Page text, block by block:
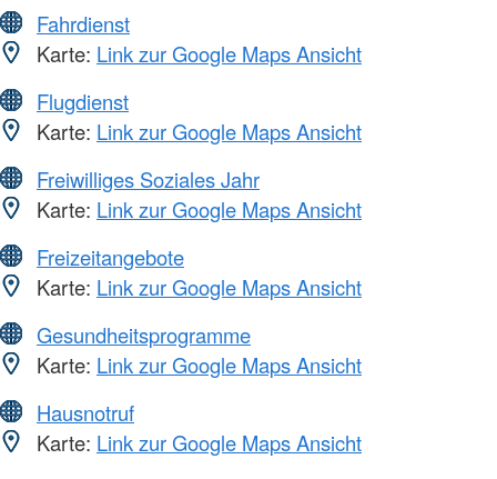
Fahrdienst
Karte: Link zur Google Maps Ansicht
Flugdienst
Karte: Link zur Google Maps Ansicht
Freiwilliges Soziales Jahr
Karte: Link zur Google Maps Ansicht
Freizeitangebote
Karte: Link zur Google Maps Ansicht
Gesundheitsprogramme
Karte: Link zur Google Maps Ansicht
Hausnotruf
Karte: Link zur Google Maps Ansicht